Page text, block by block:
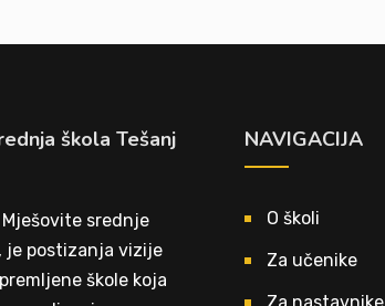
škola Tešanj
srednje
je postizanja vizije
škole koja
NAVIGACIJA
O školi
Za učenike